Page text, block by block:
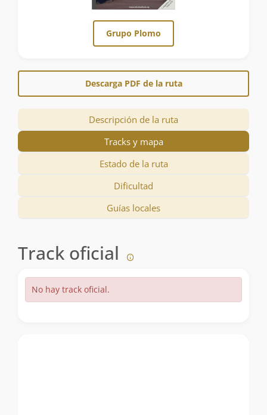
Grupo Plomo
Descarga PDF de la ruta
Descripción de la ruta
Tracks y mapa
Estado de la ruta
Dificultad
Guías locales
Track oficial
No hay track oficial.